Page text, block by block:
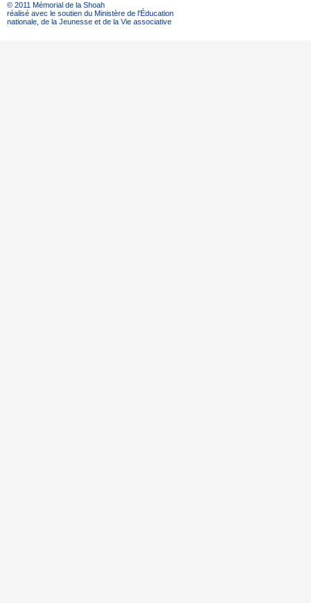
© 2011 Mémorial de la Shoah
réalisé avec le soutien du Ministère de l'Éducation
nationale, de la Jeunesse et de la Vie associative